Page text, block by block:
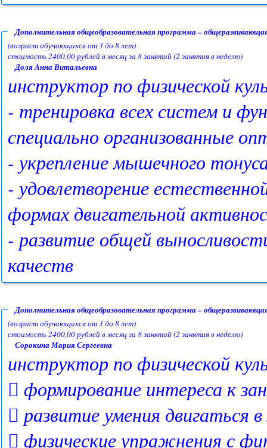
Дополнительная общеобразовательная программа –
(возраст обучающихся от 3 до 8 лет)
стоимость 2400,00 рублей в месяц за 8 занятий (2 занятия в неделю)
Доля Анна Витальевна
инструктор по физической
- тренировка всех систем и
специально организованные
- укрепление мышечного
- удовлетворение
формах двигательной
- развитие общей
качеств
Дополнительная общеобразовательная программа –
(возраст обучающихся от 3 до 8 лет)
стоимость 2400,00 рублей в месяц за 8 занятий (2 занятия в неделю)
Сорокина Мария Сергеевна
инструктор по физической
 формирование интереса к
 развитие умения двигаться
 физические упражнения с